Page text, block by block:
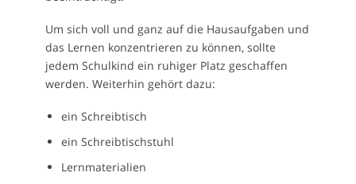
Um sich voll und ganz auf die Hausaufgaben und
das Lernen konzentrieren zu können, sollte
jedem Schulkind ein ruhiger Platz geschaffen
werden. Weiterhin gehört dazu:
ein Schreibtisch
ein Schreibtischstuhl
Lernmaterialien